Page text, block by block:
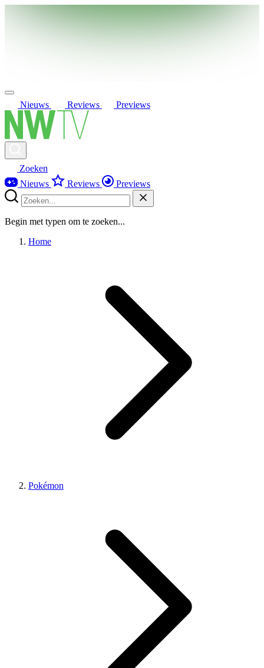
Nieuws Reviews Previews
Zoeken
Nieuws
Reviews Previews
Begin met typen om te zoeken...
Home
Pokémon